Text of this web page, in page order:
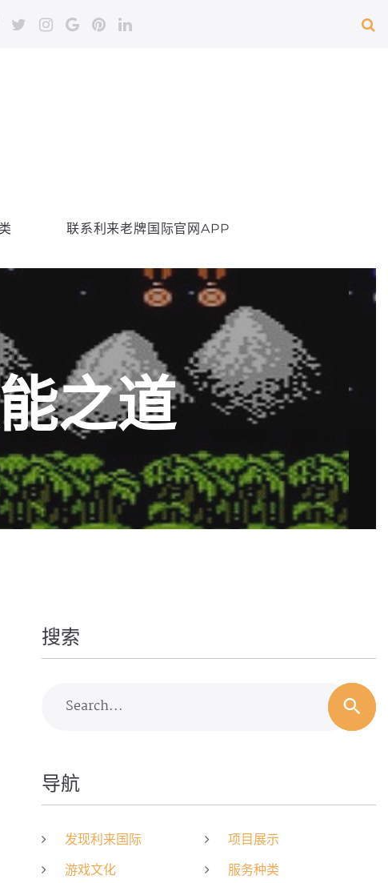
联系利来老牌国际官网APP
之道
搜索
Search...
导航
发现利来国际
项目展示
游戏文化
服务种类